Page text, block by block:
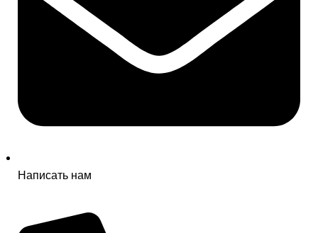
Написать нам